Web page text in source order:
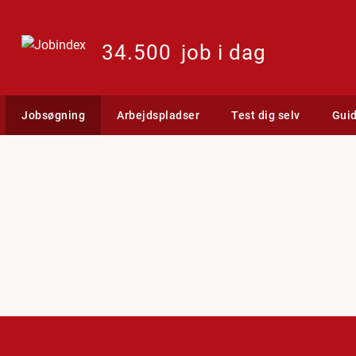
34.500 job i dag
Jobsøgning Arbejdspladser Test dig selv